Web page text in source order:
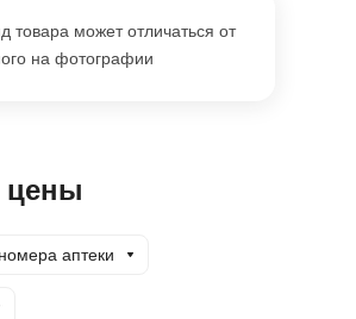
товара может отличаться от
на фотографии
цены
аптеки